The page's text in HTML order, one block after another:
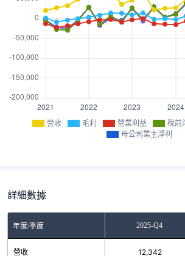
營收 毛利 營業利益 稅前
母公司業主淨利
詳細數據
年度/季度2025-Q3 2025-Q4
營收 12,342